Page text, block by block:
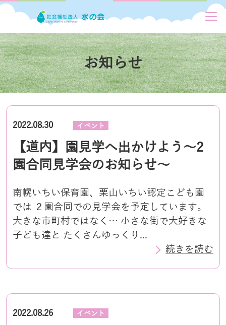
お知らせ
2022.08.30 イベント
【道内】園見学へ出かけよう～2
園合同見学会のお知らせ～
南幌いちい保育園、栗山いちい認定こども園
では ２園合同での見学会を予定しています。
大きな市町村ではなく… 小さな街で大好きな
子ども達と たくさんゆっくり...
続きを読む
2022.08.26 イベント